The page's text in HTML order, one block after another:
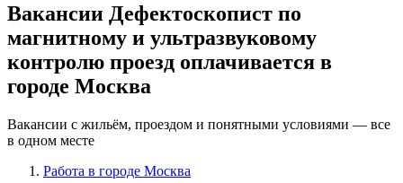
Вакансии Дефектоскопист по
магнитному и ультразвуковому
контролю проезд оплачивается в
городе Москва
Вакансии с жильём, проездом и понятными условиями — все
в одном месте
Работа в городе Москва